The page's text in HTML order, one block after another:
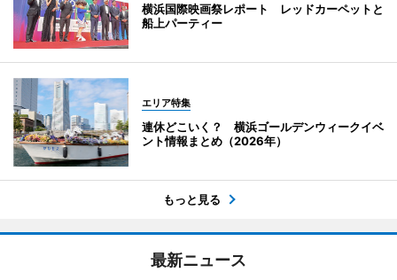
横浜国際映画祭レポート レッドカーペットと
船上パーティー
エリア特集
連休どこいく？ 横浜ゴールデンウィークイベ
ント情報まとめ（2026年）
もっと見る
最新ニュース